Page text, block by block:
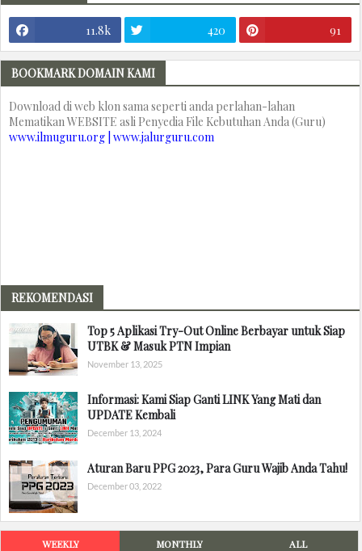
11.8k 420 91
BOOKMARK DOMAIN KAMI
Download di web klon sama seperti anda perlahan-lahan
Mematikan WEBSITE asli Penyedia File Kebutuhan Anda (Guru)
www.ilmuguru.org | www.jalurguru.com
REKOMENDASI
Top 5 Aplikasi Try-Out Online Berbayar untuk Siap
UTBK & Masuk PTN Impian
November 13, 2025
Informasi: Kami Siap Ganti LINK Yang Mati dan
UPDATE Kembali
December 13, 2024
Aturan Baru PPG 2023, Para Guru Wajib Anda Tahu!
December 03, 2022
WEEKLY MONTHLY ALL